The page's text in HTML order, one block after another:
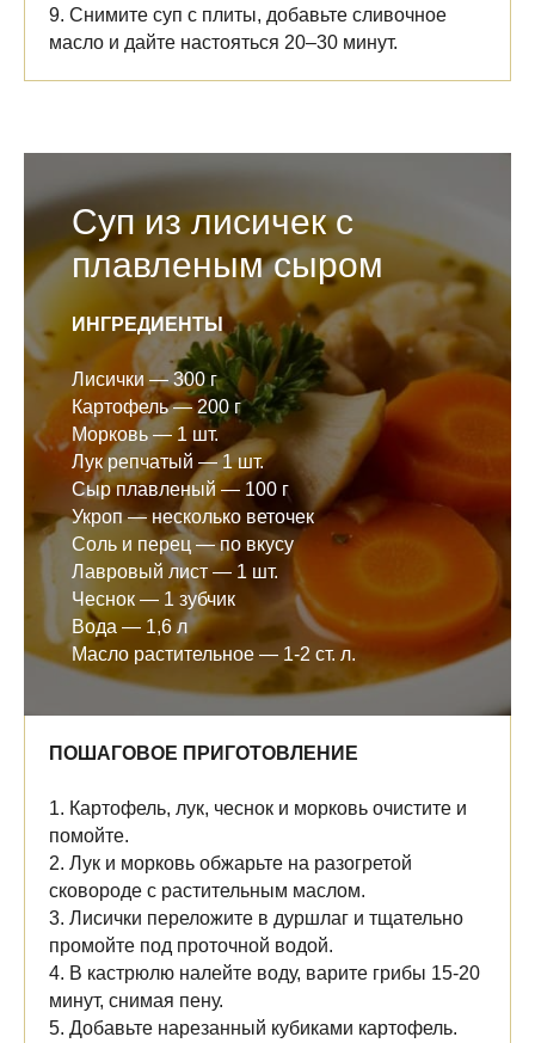
9. Снимите суп с плиты, добавьте сливочное
масло и дайте настояться 20–30 минут.
Суп из лисичек с
плавленым сыром
ИНГРЕДИЕНТЫ
Лисички — 300 г
Картофель — 200 г
Морковь — 1 шт.
Лук репчатый — 1 шт.
Сыр плавленый — 100 г
Укроп — несколько веточек
Соль и перец — по вкусу
Лавровый лист — 1 шт.
Чеснок — 1 зубчик
Вода — 1,6 л
Масло растительное — 1-2 ст. л.
ПОШАГОВОЕ ПРИГОТОВЛЕНИЕ
1. Картофель, лук, чеснок и морковь очистите и
помойте.
2. Лук и морковь обжарьте на разогретой
сковороде с растительным маслом.
3. Лисички переложите в дуршлаг и тщательно
промойте под проточной водой.
4. В кастрюлю налейте воду, варите грибы 15-20
минут, снимая пену.
5. Добавьте нарезанный кубиками картофель.